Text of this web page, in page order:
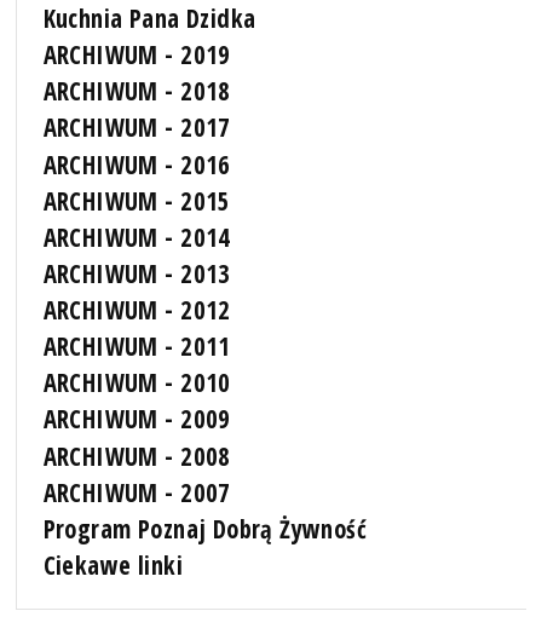
Kuchnia Pana Dzidka
ARCHIWUM - 2019
ARCHIWUM - 2018
ARCHIWUM - 2017
ARCHIWUM - 2016
ARCHIWUM - 2015
ARCHIWUM - 2014
ARCHIWUM - 2013
ARCHIWUM - 2012
ARCHIWUM - 2011
ARCHIWUM - 2010
ARCHIWUM - 2009
ARCHIWUM - 2008
ARCHIWUM - 2007
Program Poznaj Dobrą Żywność
Ciekawe linki